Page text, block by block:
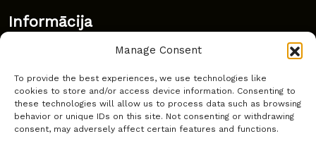
Manage Consent
To provide the best experiences, we use technologies like
cookies to store and/or access device information. Consenting to
these technologies will allow us to process data such as browsing
behavior or unique IDs on this site. Not consenting or withdrawing
consent, may adversely affect certain features and functions.
Informācija
Bieži uzdoti jautājumi
Kur pirkt?
Sīkdatņu politika